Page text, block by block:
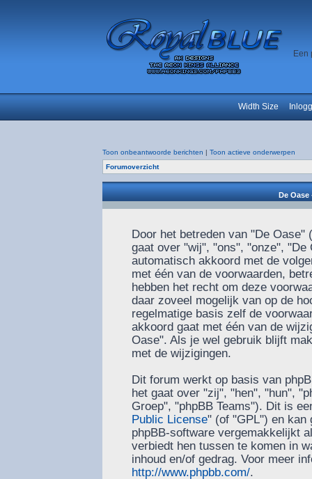
Een
Width Size
Toon onbeantwoorde berichten | Toon actieve onderwerpen
Forumoverzicht
De
Door het betreden van "De
gaat over "wij", "ons", "onze", "De
automatisch akkoord met de
met één van de voorwaarden,
hebben het recht om deze
daar zoveel mogelijk van op de
regelmatige basis zelf de
akkoord gaat met één van de
Oase". Als je wel gebruik blijft
met de wijzigingen.
Dit forum werkt op basis van
het gaat over "zij", "hen", "hun",
Groep", "phpBB Teams"). Dit is
Public License" (of "GPL") en kan
phpBB-software vergemakkelijkt
verbiedt hen tussen te komen in
inhoud en/of gedrag. Voor meer
http://www.phpbb.com/.